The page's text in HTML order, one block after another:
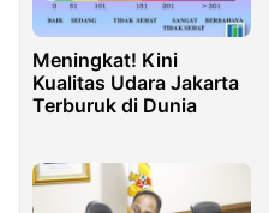
Meningkat! Kini
Kualitas Udara Jakarta
Terburuk di Dunia